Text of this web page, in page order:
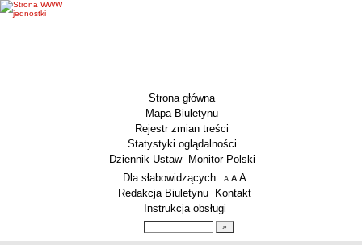
Strona główna
Mapa Biuletynu
Rejestr zmian treści
Statystyki oglądalności
Dziennik Ustaw
Monitor Polski
Menu dodatkowe
Dla słabowidzących A pomniejsz czcionkę
A standardowy rozmiar czcionki
A
Redakcja Biuletynu
Kontakt
Instrukcja obsługi